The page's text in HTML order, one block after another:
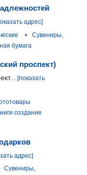
адрес]
•
Сувениры,
бумага
проспект)
[показать
создание
адрес]
Сувениры,